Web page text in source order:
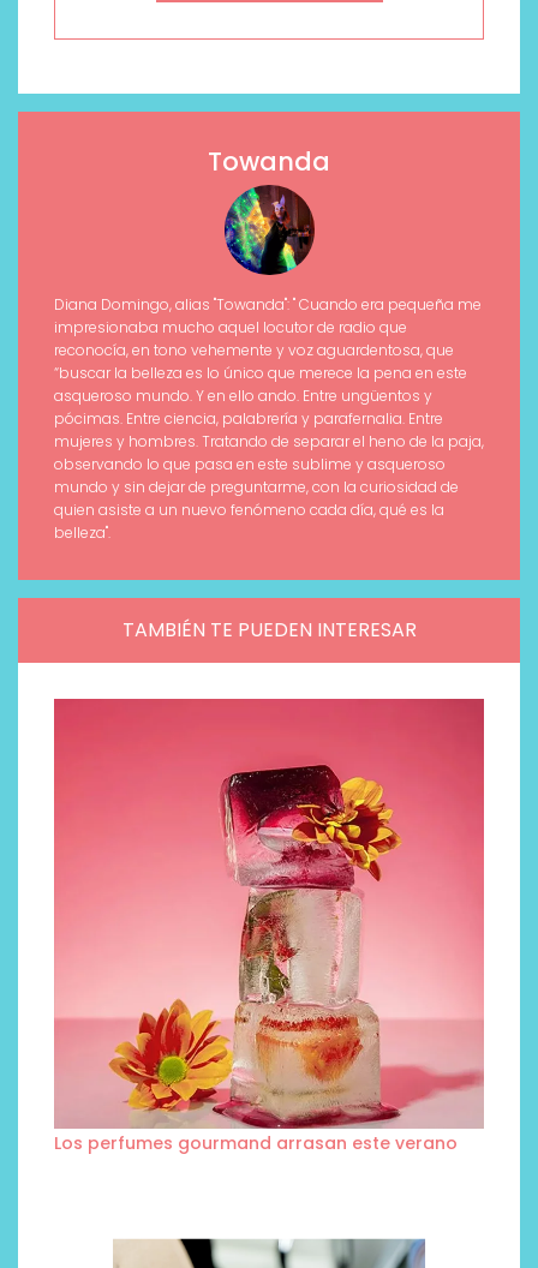
Towanda
Diana Domingo, alias "Towanda": " Cuando era pequeña me
impresionaba mucho aquel locutor de radio que
reconocía, en tono vehemente y voz aguardentosa, que
“buscar la belleza es lo único que merece la pena en este
asqueroso mundo. Y en ello ando. Entre ungüentos y
pócimas. Entre ciencia, palabrería y parafernalia. Entre
mujeres y hombres. Tratando de separar el heno de la paja,
observando lo que pasa en este sublime y asqueroso
mundo y sin dejar de preguntarme, con la curiosidad de
quien asiste a un nuevo fenómeno cada día, qué es la
belleza".
TAMBIÉN TE PUEDEN INTERESAR
Los perfumes gourmand arrasan este verano